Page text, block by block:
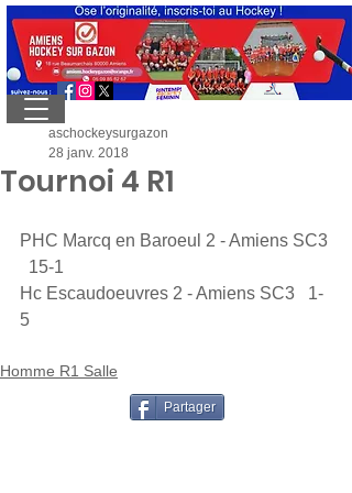
Tournoi 4 R1
aschockeysurgazon
28 janv. 2018
PHC Marcq en Baroeul 2 - Amiens SC3
  15-1
Hc Escaudoeuvres 2 - Amiens SC3   1-
5
Homme R1 Salle
Partager